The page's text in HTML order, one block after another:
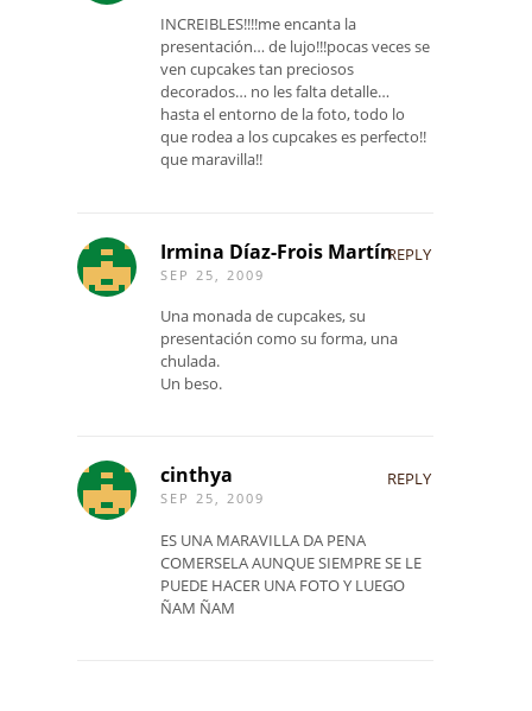
INCREIBLES!!!!me encanta la
presentación… de lujo!!!pocas veces se
ven cupcakes tan preciosos
decorados… no les falta detalle…
hasta el entorno de la foto, todo lo
que rodea a los cupcakes es perfecto!!
que maravilla!!
Irmina Díaz-Frois Martín
SEP 25, 2009
REPLY
Una monada de cupcakes, su
presentación como su forma, una
chulada.
Un beso.
cinthya
SEP 25, 2009
REPLY
ES UNA MARAVILLA DA PENA
COMERSELA AUNQUE SIEMPRE SE LE
PUEDE HACER UNA FOTO Y LUEGO
ÑAM ÑAM